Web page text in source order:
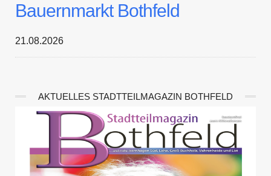
Bauernmarkt Bothfeld
21.08.2026
AKTUELLES STADTTEILMAGAZIN BOTHFELD